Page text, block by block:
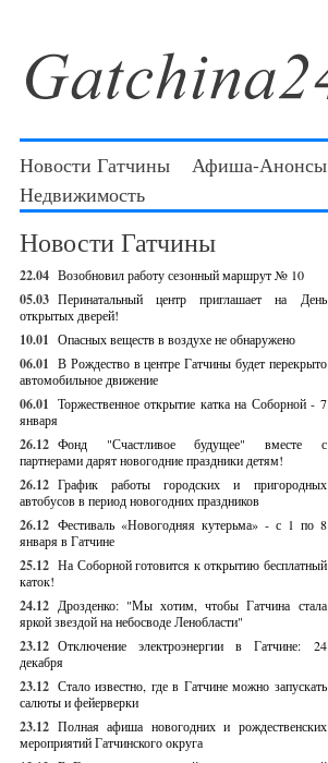
Новости Гатчины Афиша-Анонсы
Недвижимость
Новости Гатчины
22.04 Возобновил работу сезонный маршрут № 10
05.03 Перинатальный центр приглашает на День
открытых дверей!
10.01 Опасных веществ в воздухе не обнаружено
06.01 В Рождество в центре Гатчины будет перекрыто
автомобильное движение
06.01 Торжественное открытие катка на Соборной - 7
января
26.12 Фонд "Счастливое будущее" вместе с
партнерами дарят новогодние праздники детям!
26.12 График работы городских и пригородных
автобусов в период новогодних праздников
26.12 Фестиваль «Новогодняя кутерьма» - с 1 по 8
января в Гатчине
25.12 На Соборной готовится к открытию бесплатный
каток!
24.12 Дрозденко: "Мы хотим, чтобы Гатчина стала
яркой звездой на небосводе Ленобласти"
23.12 Отключение электроэнергии в Гатчине: 24
декабря
23.12 Стало известно, где в Гатчине можно запускать
салюты и фейерверки
23.12 Полная афиша новогодних и рождественских
мероприятий Гатчинского округа